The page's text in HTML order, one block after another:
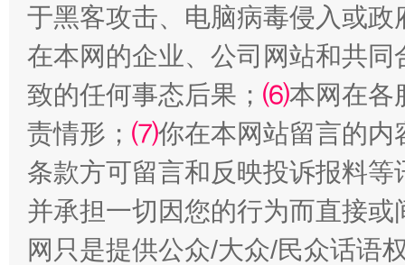
于黑客攻击、电脑病毒侵入或
在本网的企业、公司网站和共
致的任何事态后果； ⑹本网在各
责情形； ⑺你在本网站留言的内
条款方可留言和反映投诉报料
并承担一切因您的行为而直接
网只是提供公众/大众/民众话语